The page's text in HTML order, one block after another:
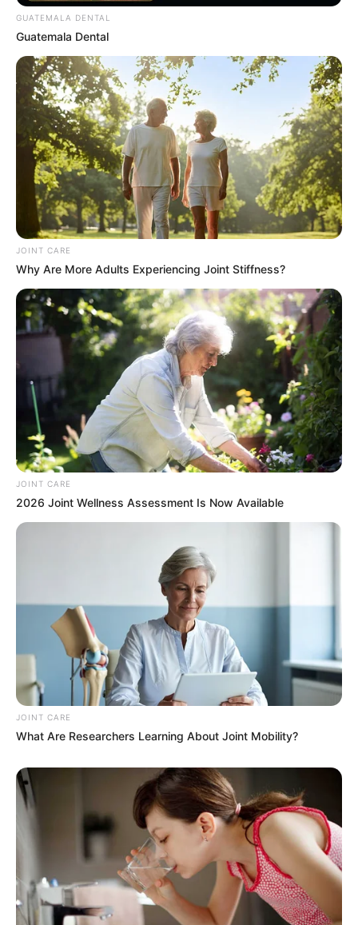
วันนี้ดวงการเงินโดดเด่น มีเกณฑ์ได้เงินมาจาก
ทรัพย์สมบัติ ใครประกาศขายหรือให้เช่าที่ดิน บ้าน
คอนโด หรือรถ มีเกณฑ์ได้รับข่าว
ดี การงานค่อนข้าง
ยุ่ง ภาระงานมาก บางท่านนั่งทำงานจนปวดหลัง เจอ
ออฟฟิตซินโดรม
ดวงคนเกิดวันเสาร์
ไพ่ประจำวันของท่านในวันนี้ คือ ไพ่อุปสรรค
วันนี้ดูเหมือนทุกอย่างจะติดขัดไปหมด ต้องเรียกว่า
เจ้ากรรมนายเวรคอยขัดขวาง ต้องระวังบางท่านมี
เกณฑ์เป็นหนี้เพิ่ม ด้านการงานเจอพวกขวางโลก
งานไม่ทำดีแต่พูดจนทำให้งานเกิดความล่าช้า
ยามมงคลความสำเร็จ ทรัพย์ ลาภยศ
ก่อเกิด
เวลา 6.00-8.24 น. และ 10.49-13.12 น.
วันนี้ก่อนออกจากบ้านไปทำงาน ไป
ค้าขาย
อธิษฐาน ดึงดูดพลังงานด้านบวกช่วยให้ชีวิตประสบ
ความสำเร็จตลอดทั้งวัน
GUATEMALA DENTAL
Guatemala Dental
JOINT CARE
Why Are More Adults Experiencing Joint Stiffness?
JOINT CARE
2026 Joint Wellness Assessment Is Now Available
JOINT CARE
What Are Researchers Learning About Joint Mobility?